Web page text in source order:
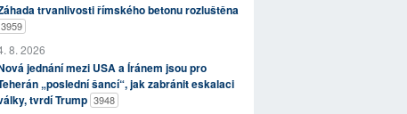
trvanlivosti římského betonu rozluštěna
3959
8. 2026
jednání mezi USA a Íránem jsou pro
„poslední šancí“, jak zabránit eskalaci
tvrdí Trump 3948